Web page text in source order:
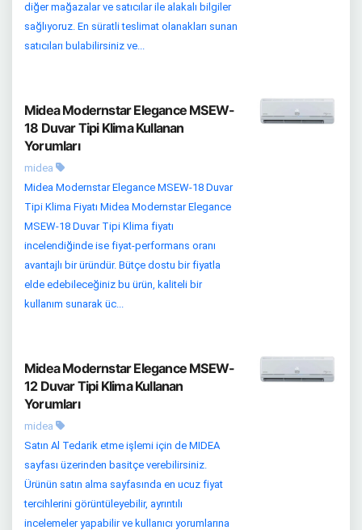
diğer mağazalar ve satıcılar ile alakalı bilgiler
sağlıyoruz. En süratli teslimat olanakları sunan
satıcıları bulabilirsiniz ve...
Midea Modernstar Elegance MSEW-
18 Duvar Tipi Klima Kullanan
Yorumları
midea
Midea Modernstar Elegance MSEW-18 Duvar
Tipi Klima Fiyatı Midea Modernstar Elegance
MSEW-18 Duvar Tipi Klima fiyatı
incelendiğinde ise fiyat-performans oranı
avantajlı bir üründür. Bütçe dostu bir fiyatla
elde edebileceğiniz bu ürün, kaliteli bir
kullanım sunarak üc...
Midea Modernstar Elegance MSEW-
12 Duvar Tipi Klima Kullanan
Yorumları
midea
Satın Al Tedarik etme işlemi için de MIDEA
sayfası üzerinden basitçe verebilirsiniz.
Ürünün satın alma sayfasında en ucuz fiyat
tercihlerini görüntüleyebilir, ayrıntılı
incelemeler yapabilir ve kullanıcı yorumlarına